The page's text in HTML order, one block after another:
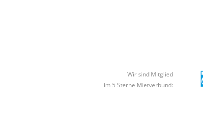
Wir sind Mitglied
im 5 Sterne Mietverbund: